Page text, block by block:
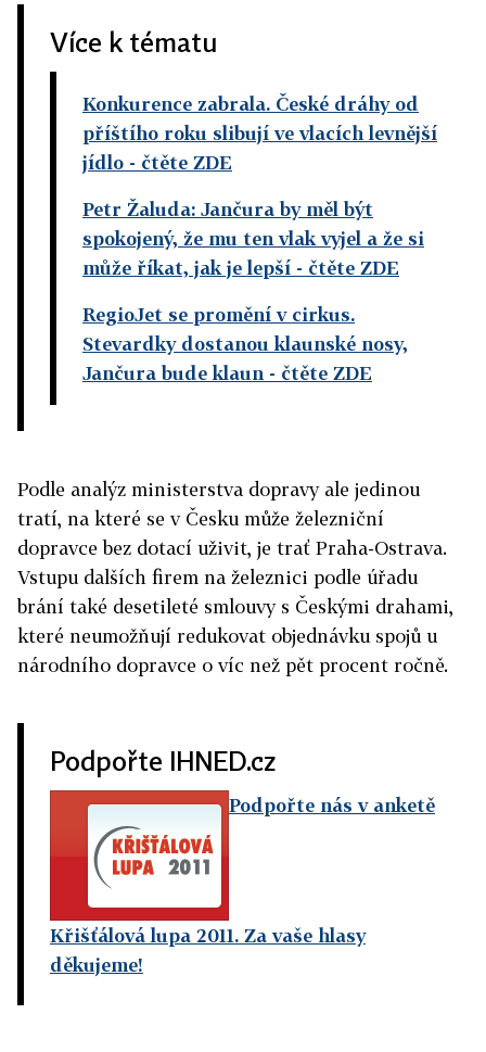
Více k tématu
Konkurence zabrala. České dráhy od
příštího roku slibují ve vlacích levnější
jídlo - čtěte ZDE
Petr Žaluda: Jančura by měl být
spokojený, že mu ten vlak vyjel a že si
může říkat, jak je lepší - čtěte ZDE
RegioJet se promění v cirkus.
Stevardky dostanou klaunské nosy,
Jančura bude klaun - čtěte ZDE
Podle analýz ministerstva dopravy ale jedinou
tratí, na které se v Česku může železniční
dopravce bez dotací uživit, je trať Praha-Ostrava.
Vstupu dalších firem na železnici podle úřadu
brání také desetileté smlouvy s Českými drahami,
které neumožňují redukovat objednávku spojů u
národního dopravce o víc než pět procent ročně.
Podpořte IHNED.cz
Podpořte nás v anketě
Křišťálová lupa 2011. Za vaše hlasy
děkujeme!